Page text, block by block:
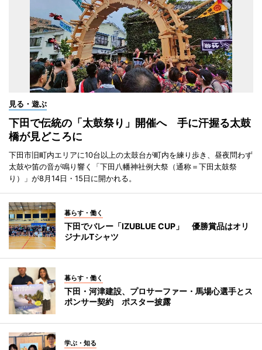
見る・遊ぶ
下田で伝統の「太鼓祭り」開催へ 手に汗握る太鼓
橋が見どころに
下田市旧町内エリアに10台以上の太鼓台が町内を練り歩き、昼夜問わず
太鼓や笛の音が鳴り響く「下田八幡神社例大祭（通称＝下田太鼓祭
り）」が8月14日・15日に開かれる。
暮らす・働く
下田でバレー「IZUBLUE CUP」 優勝賞品はオリ
ジナルTシャツ
暮らす・働く
下田・河津建設、プロサーファー・馬場心選手とス
ポンサー契約 ポスター披露
学ぶ・知る